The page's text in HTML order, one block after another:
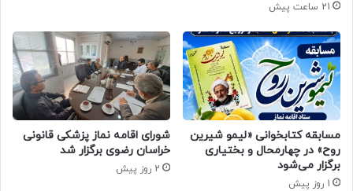
21 ساعت پیش
مسابقه کتابخوانی «لیمو شیرین
روح» در چهارمحال و بختیاری
برگزار می‌شود
1 روز پیش
شورای اقامه نماز پزشکی قانونی
خراسان رضوی برگزار شد
2 روز پیش